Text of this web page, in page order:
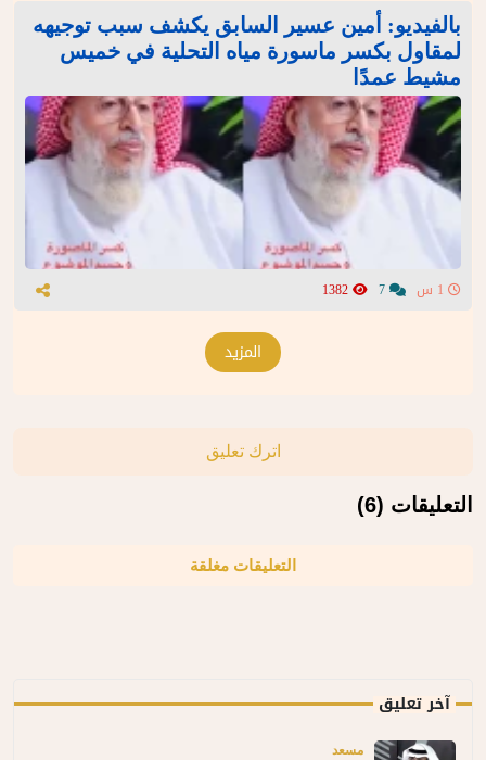
بالفيديو: أمين عسير السابق يكشف سبب توجيهه
لمقاول بكسر ماسورة مياه التحلية في خميس
مشيط عمدًا
المزيد
اترك تعليق
التعليقات (6)
التعليقات مغلقة
آخر تعليق
مسعد